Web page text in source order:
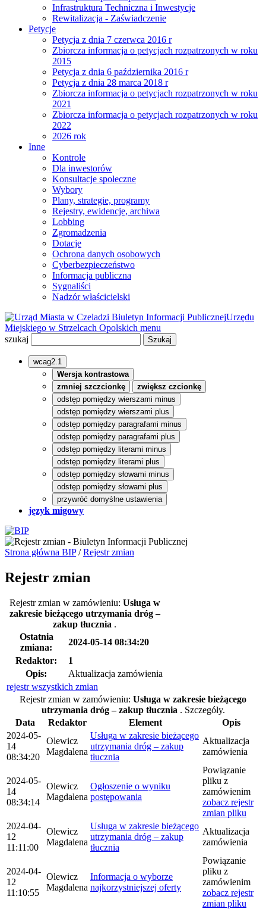
Infrastruktura Techniczna i Inwestycje
Rewitalizacja - Zaświadczenie
Petycje
Petycja z dnia 7 czerwca 2016 r
Zbiorcza informacja o petycjach rozpatrzonych w roku
2015
Petycja z dnia 6 października 2016 r
Petycja z dnia 28 marca 2018 r
Zbiorcza informacja o petycjach rozpatrzonych w roku
2021
Zbiorcza informacja o petycjach rozpatrzonych w roku
2022
2026 rok
Inne
Kontrole
Dla inwestorów
Konsultacje społeczne
Wybory
Plany, strategie, programy
Rejestry, ewidencje, archiwa
Lobbing
Zgromadzenia
Dotacje
Ochrona danych osobowych
Cyberbezpieczeństwo
Informacja publiczna
Sygnaliści
Nadzór właścicielski
Biuletyn Informacji PublicznejUrzędu
Miejskiego w Strzelcach Opolskich menu
szukaj
wcag2.1
Wersja kontrastowa
zmniej szczcionkę
zwiększ czcionkę
odstęp pomiędzy wierszami minus
odstęp pomiędzy wierszami plus
odstęp pomiędzy paragrafami minus
odstęp pomiędzy paragrafami plus
odstęp pomiędzy literami minus
odstęp pomiędzy literami plus
odstęp pomiędzy słowami minus
odstęp pomiędzy słowami plus
przywróć domyślne ustawienia
język migowy
Strona główna BIP/Rejestr zmian
Rejestr zmian
Rejestr zmian w zamówieniu: Usługa w
zakresie bieżącego utrzymania dróg –
zakup tłucznia .
Ostatnia
zmiana:
2024-05-14 08:34:20
Redaktor:
1
Opis:
Aktualizacja zamówienia
rejestr wszystkich zmian
Rejestr zmian w zamówieniu: Usługa w zakresie bieżącego
utrzymania dróg – zakup tłucznia . Szczegóły.
Data
Redaktor Element
Opis
2024-05-
14
08:34:20
Olewicz
Magdalena
Usługa w zakresie bieżącego
utrzymania dróg – zakup
tłucznia
Aktualizacja
zamówienia
2024-05-
14
08:34:14
Olewicz
Magdalena
Ogłoszenie o wyniku
postępowania
Powiązanie
pliku z
zamówienim
zobacz rejestr
zmian pliku
2024-04-
12
11:11:00
Olewicz
Magdalena
Usługa w zakresie bieżącego
utrzymania dróg – zakup
tłucznia
Aktualizacja
zamówienia
2024-04-
12
11:10:55
Olewicz
Magdalena
Informacja o wyborze
najkorzystniejszej oferty
Powiązanie
pliku z
zamówienim
zobacz rejestr
zmian pliku